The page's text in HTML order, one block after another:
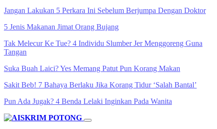
Jangan Lakukan 5 Perkara Ini Sebelum Berjumpa Dengan Doktor
5 Jenis Makanan Jimat Orang Bujang
Tak Melecur Ke Tue? 4 Individu Slumber Jer Menggoreng Guna
Tangan
Suka Buah Laici? Yes Memang Patut Pun Korang Makan
Sakit Beb! 7 Bahaya Berlaku Jika Korang Tidur ‘Salah Bantal’
Pun Ada Jugak? 4 Benda Lelaki Inginkan Pada Wanita